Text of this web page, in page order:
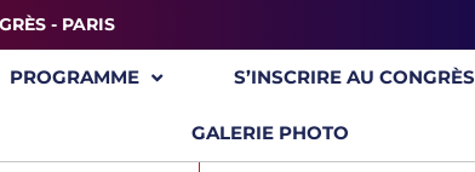
- PARIS
PROGRAMME S’INSCRIRE AU CONGRÈS
GALERIE PHOTO